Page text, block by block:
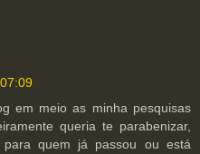
em meio as minha pesquisas
queria te parabenizar,
quem já passou ou está